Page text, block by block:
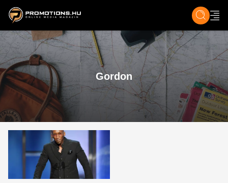
ZENE, FILM & KULT ÉLET TECH &
Gordon